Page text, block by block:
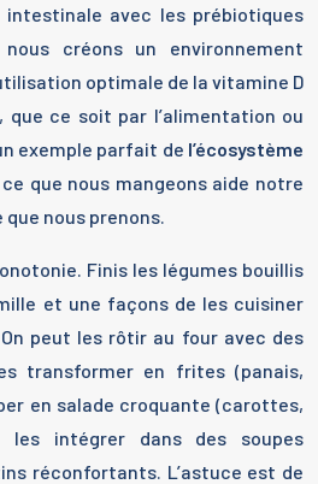
avec les prébiotiques
créons un environnement
optimale de la vitamine D
que ce soit par l’alimentation ou
exemple parfait de l’écosystème
que nous mangeons aide notre
nous prenons.
Finis les légumes bouillis
et une façons de les cuisiner
peut les rôtir au four avec des
transformer en frites (panais,
en salade croquante (carottes,
les intégrer dans des soupes
réconfortants. L’astuce est de